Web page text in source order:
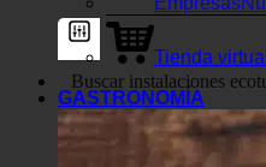
Filtros genéricos
Empresas
Tienda virtual
GASTRONOMÍA